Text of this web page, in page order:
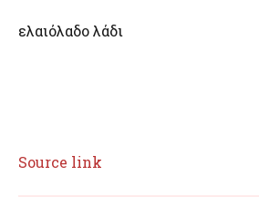
ελαιόλαδο λάδι
Source link